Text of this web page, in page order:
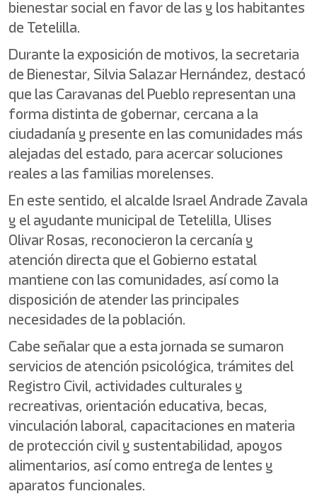
bienestar social en favor de las y los habitantes
de Tetelilla.
Durante la exposición de motivos, la secretaria
de Bienestar, Silvia Salazar Hernández, destacó
que las Caravanas del Pueblo representan una
forma distinta de gobernar, cercana a la
ciudadanía y presente en las comunidades más
alejadas del estado, para acercar soluciones
reales a las familias morelenses.
En este sentido, el alcalde Israel Andrade Zavala
y el ayudante municipal de Tetelilla, Ulises
Olivar Rosas, reconocieron la cercanía y
atención directa que el Gobierno estatal
mantiene con las comunidades, así como la
disposición de atender las principales
necesidades de la población.
Cabe señalar que a esta jornada se sumaron
servicios de atención psicológica, trámites del
Registro Civil, actividades culturales y
recreativas, orientación educativa, becas,
vinculación laboral, capacitaciones en materia
de protección civil y sustentabilidad, apoyos
alimentarios, así como entrega de lentes y
aparatos funcionales.